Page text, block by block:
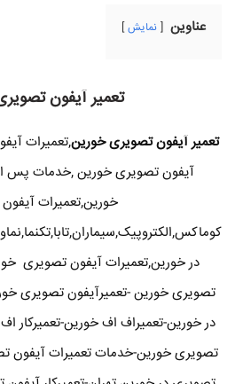
عناوین نمایش
تعمیر آیفون
تعمیر آیفون تصویری خورین,تعمیرات
آیفون تصویری خورین ,خدمات پس
خورین,تعمیرات
در خورین,تعمیرات آیفون تصویری
تصویری خورین -تعمیرآیفون تصویری
در خورین-تعمیراف اف خورین-تعمیرکار
تصویری خورین-خدمات تعمیرات آیفون